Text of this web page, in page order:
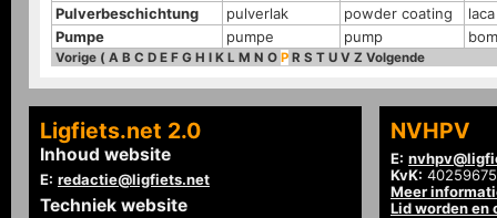
Pulverbeschichtung pulverlak powder coating
Pumpe
pumpe pump
Vorige ( A B C D E F G H I K L M N O P R S T U V Z Volgende
Ligfiets.net 2.0
Inhoud website
E: redactie@ligfiets.net
Techniek website
NVHPV
E:
KvK: 40259675
Meer
Lid worden en